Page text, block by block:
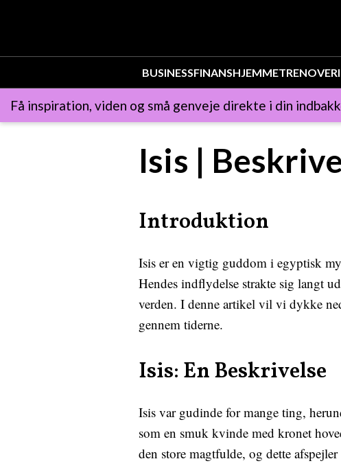
BUSINESSFINANSHJEMMET
Få inspiration, viden og små genveje direkte i din
Isis |
Introduktion
Isis er en vigtig guddom i egyptisk
Hendes indflydelse strakte sig langt
verden. I denne artikel vil vi dykke
gennem tiderne.
Isis: En Beskrivelse
Isis var gudinde for mange ting,
som en smuk kvinde med kronet
den store magtfulde, og dette